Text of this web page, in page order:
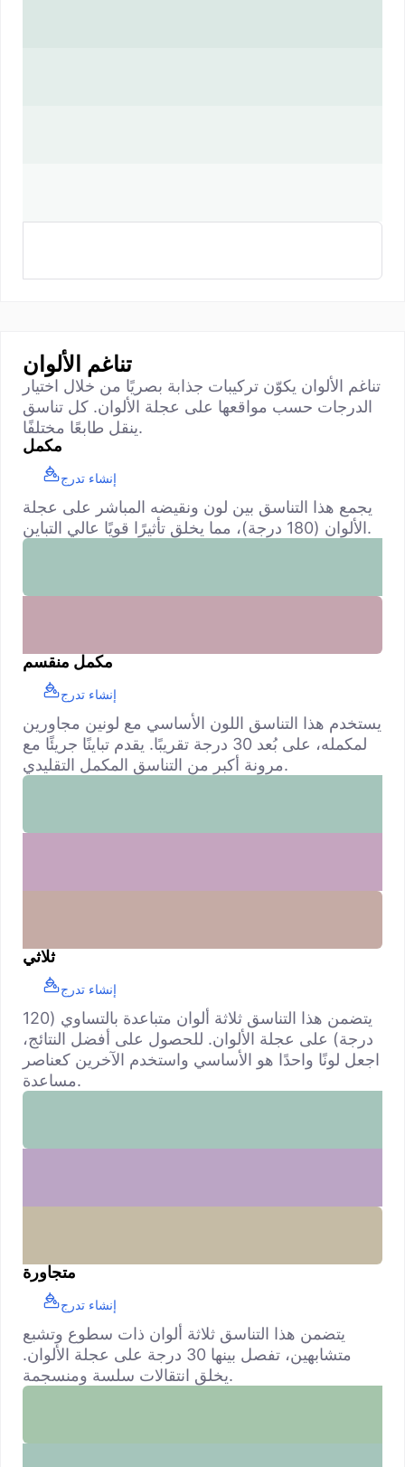
تناغم الألوان
تناغم الألوان يكوّن تركيبات جذابة بصريًا من خلال اختيار
الدرجات حسب مواقعها على عجلة الألوان. كل تناسق
ينقل طابعًا مختلفًا.
مكمل
إنشاء تدرج
يجمع هذا التناسق بين لون ونقيضه المباشر على عجلة
الألوان (180 درجة)، مما يخلق تأثيرًا قويًا عالي التباين.
مكمل منقسم
إنشاء تدرج
يستخدم هذا التناسق اللون الأساسي مع لونين مجاورين
لمكمله، على بُعد 30 درجة تقريبًا. يقدم تباينًا جريئًا مع
مرونة أكبر من التناسق المكمل التقليدي.
ثلاثي
إنشاء تدرج
يتضمن هذا التناسق ثلاثة ألوان متباعدة بالتساوي (120
درجة) على عجلة الألوان. للحصول على أفضل النتائج،
اجعل لونًا واحدًا هو الأساسي واستخدم الآخرين كعناصر
مساعدة.
متجاورة
إنشاء تدرج
يتضمن هذا التناسق ثلاثة ألوان ذات سطوع وتشبع
متشابهين، تفصل بينها 30 درجة على عجلة الألوان.
يخلق انتقالات سلسة ومنسجمة.